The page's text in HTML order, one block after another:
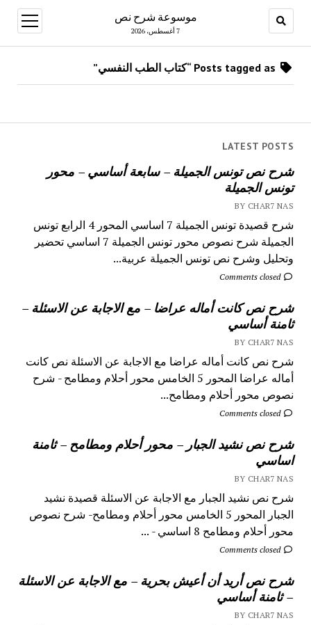
موسوعة شرح نص
7 أغسطس، 2026
open
menu
LATEST POSTS
شرح نص تونس الجميلة – سابعة أساسي – محور
تونس الجميلة
BY CHAR7 NAS
شرح قصيدة تونس الجميلة 7 اساسي المحور 4 الرابع تونس
الجميلة شرح نصوص محور تونس الجميلة 7 اساسي تحضير
وتحليل وشرح نص تونس الجميلة عربية...
Comments closed
شرح نص كانت أماله عراضا – مع الاجابة عن الاسئلة –
ثامنة أساسي
BY CHAR7 NAS
شرح نص كانت أماله عراضا مع الاجابة عن الاسئلة نص كانت
أماله عراضا المحور 5 الخامس محور أحلام ومطامح - شرح
نصوص محور أحلام ومطامح...
Comments closed
شرح نص نشيد الجبار – محور أحلام ومطامح – ثامنة
اساسي
BY CHAR7 NAS
شرح نص نشيد الجبار مع الاجابة عن الاسئلة قصيدة نشيد
الجبار المحور 5 الخامس محور أحلام ومطامح- شرح نصوص
محور أحلام ومطامح 8 اساسي - ...
Comments closed
شرح نص أريد أن أعيش بحرية – مع الاجابة عن الاسئلة
– ثامنة أساسي
BY CHAR7 NAS